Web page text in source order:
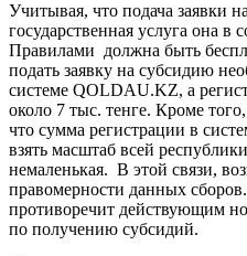
Учитывая, что подача заявки
государственная услуга она в
Правилами должна быть
подать заявку на субсидию
системе QOLDAU.KZ, а
около 7 тыс. тенге. Кроме
что сумма регистрации в
взять масштаб всей
немаленькая. В этой связи,
правомерности данных
противоречит действующим
по получению субсидий.